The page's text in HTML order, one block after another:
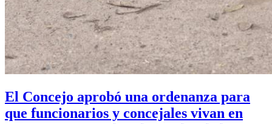
El Concejo aprobó una ordenanza para
que funcionarios y concejales vivan en